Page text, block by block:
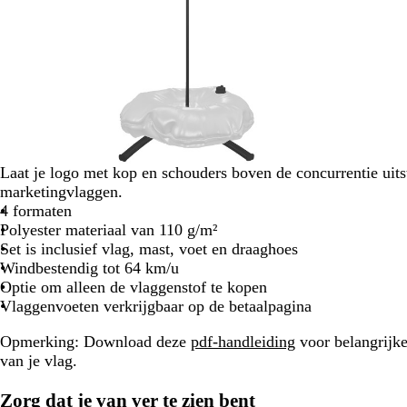
c
r
è
m
e
w
i
t
t
u
r
q
u
o
i
s
b
e
i
g
e
j
Laat je logo met kop en schouders boven de concurrentie
marketingvlaggen.
4 formaten
Polyester materiaal van 110 g/m²
Set is inclusief vlag, mast, voet en draaghoes
Windbestendig tot 64 km/u
Optie om alleen de vlaggenstof te kopen
Vlaggenvoeten verkrijgbaar op de betaalpagina
Opmerking: Download deze pdf-handleiding voor
van je vlag.
Zorg dat je van ver te zien bent